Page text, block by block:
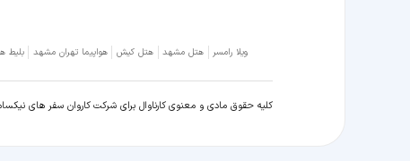
ویلا رامسر هتل مشهد هتل کیش هواپیما تهران مشهد بلیط
کلیه حقوق مادی و معنوی کارناوال برای شرکت کاروان سفر های